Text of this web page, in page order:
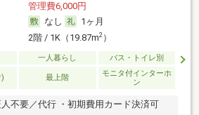
管理費6,000円
なし
1ヶ月
2階 / 1K（19.87m2）
一人暮らし バス・トイレ別
最上階
モニタ付インターホ
ン
不要／代行 ・初期費用カード決済可